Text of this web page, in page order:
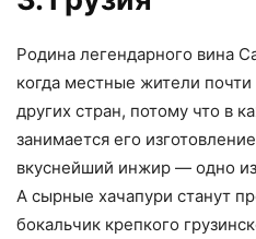
Родина легендарного вина
когда местные жители
других стран, потому что в
занимается его
вкуснейший инжир — одно
А сырные хачапури станут
бокальчик крепкого